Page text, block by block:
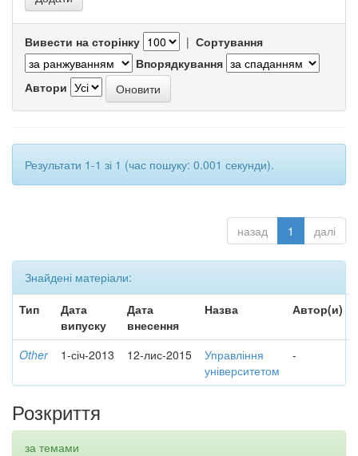
Вивести на сторінку | Сортування
Впорядкування
Автори
Результати 1-1 зі 1 (час пошуку: 0.001 секунди).
назад 1 далі
Знайдені матеріали:
Тип
Дата
випуску
Дата
внесення
Назва Автор(и)
Other 1-січ-2013 12-лис-2015
Управління
університетом
-
Розкриття
за темами